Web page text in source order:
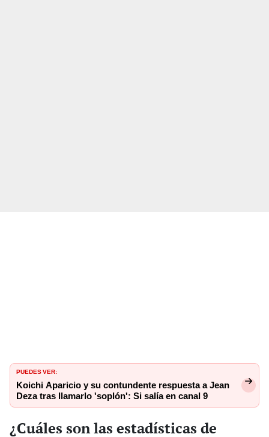
PUEDES VER:
Koichi Aparicio y su contundente respuesta a Jean
Deza tras llamarlo 'soplón': Si salía en canal 9
¿Cuáles son las estadísticas de